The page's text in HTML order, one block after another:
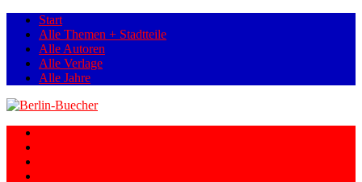
Start
Alle Themen + Stadtteile
Alle Autoren
Alle Verlage
Alle Jahre